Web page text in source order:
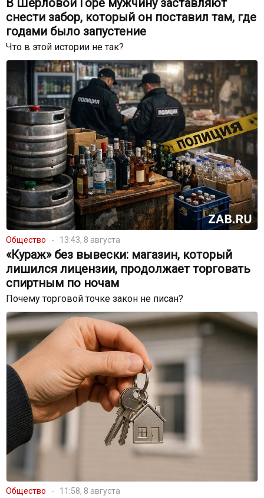
снести забор, который он поставил там, где
годами было запустение
Что в этой истории не так?
Общество 13:43, 8 августа
«Кураж» без вывески: магазин, который
лишился лицензии, продолжает торговать
спиртным по ночам
Почему торговой точке закон не писан?
Общество 11:58, 8 августа